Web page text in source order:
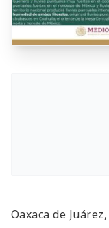
Oaxaca de